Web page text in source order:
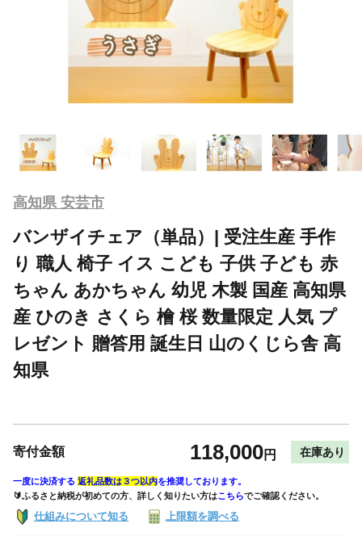
高知県 安芸市
バンザイチェア（単品）| 受注生産 手作
り 職人 椅子 イス こども 子供 子ども 赤
ちゃん あかちゃん 幼児 木製 国産 高知県
産 ひのき さくら 檜 桜 数量限定 人気 プ
レゼント 贈答用 誕生日 山のくじら舎 高
知県
寄付金額 118,000円 在庫あり
一度に決済する 返礼品数は３つ以内を推奨しております。
🔰ふるさと納税が初めての方、詳しく知りたい方はこちらでご確認ください。
仕組みについて知る 上限額を調べる